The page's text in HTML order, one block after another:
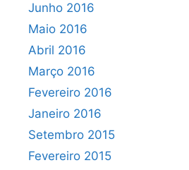
Junho 2016
Maio 2016
Abril 2016
Março 2016
Fevereiro 2016
Janeiro 2016
Setembro 2015
Fevereiro 2015